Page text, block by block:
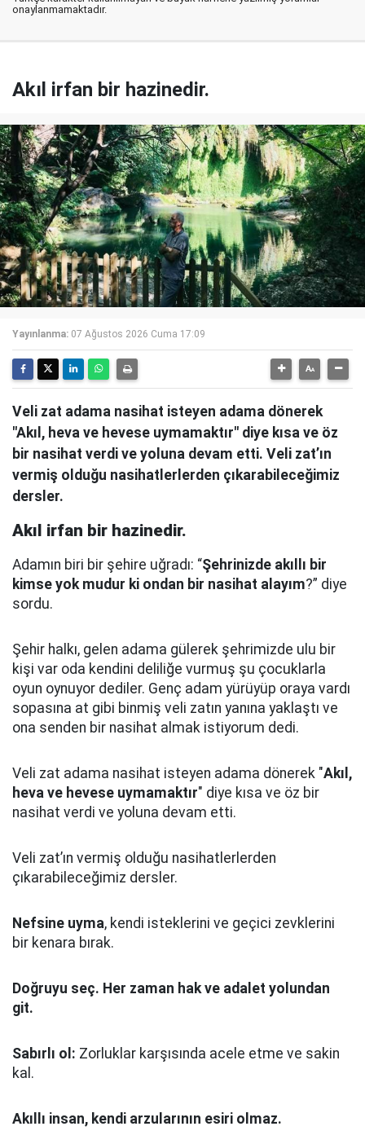
onaylanmamaktadır.
Akıl irfan bir hazinedir.
Yayınlanma: 07 Ağustos 2026 Cuma 17:09
Veli zat adama nasihat isteyen adama dönerek
"Akıl, heva ve hevese uymamaktır" diye kısa ve öz
bir nasihat verdi ve yoluna devam etti. Veli zat’ın
vermiş olduğu nasihatlerlerden çıkarabileceğimiz
dersler.
Akıl irfan bir hazinedir.
Adamın biri bir şehire uğradı: “Şehrinizde akıllı bir
kimse yok mudur ki ondan bir nasihat alayım?” diye
sordu.
Şehir halkı, gelen adama gülerek şehrimizde ulu bir
kişi var oda kendini deliliğe vurmuş şu çocuklarla
oyun oynuyor dediler. Genç adam yürüyüp oraya vardı
sopasına at gibi binmiş veli zatın yanına yaklaştı ve
ona senden bir nasihat almak istiyorum dedi.
Veli zat adama nasihat isteyen adama dönerek "Akıl,
heva ve hevese uymamaktır" diye kısa ve öz bir
nasihat verdi ve yoluna devam etti.
Veli zat’ın vermiş olduğu nasihatlerlerden
çıkarabileceğimiz dersler.
Nefsine uyma, kendi isteklerini ve geçici zevklerini
bir kenara bırak.
Doğruyu seç. Her zaman hak ve adalet yolundan
git.
Sabırlı ol: Zorluklar karşısında acele etme ve sakin
kal.
Akıllı insan, kendi arzularının esiri olmaz.